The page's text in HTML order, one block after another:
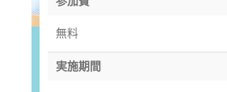
無料
実施期間